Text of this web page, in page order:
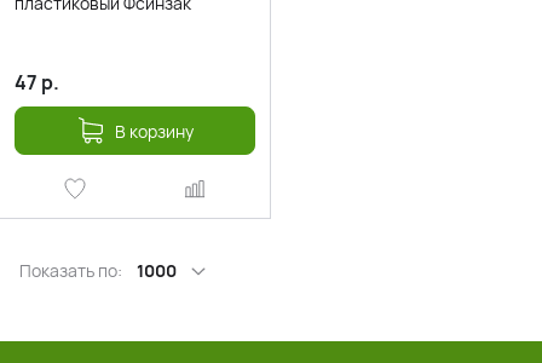
47 р.
В корзину
Показать по: 1000